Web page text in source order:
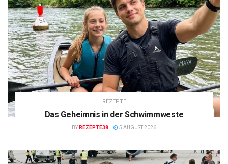
REZEPTE
Das Geheimnis in der Schwimmweste
BY REZEPTE38 5 AUGUST 2026